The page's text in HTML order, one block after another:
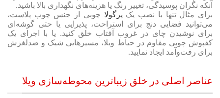
آنکه نگران پوسیدگی، تغییر رنگ یا هزینه‌های نگهداری بالا باشید.
برای مثال تنها با نصب یک پرگولا چوبی از جنس چوب پلاست،
می‌توانید فضایی دنج برای استراحت، پذیرایی یا حتی گوشه‌ای
برای نوشیدن چای در غروب آفتاب خلق کنید. یا با اجرای یک
کفپوش چوبی مقاوم در حیاط ویلا، مسیرهایی شیک و ضدلغزش
برای رفت‌وآمد ایجاد نمایید.
عناصر اصلی در خلق زیباترین محوطه‌سازی ویلا